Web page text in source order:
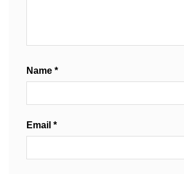
Name *
Email *